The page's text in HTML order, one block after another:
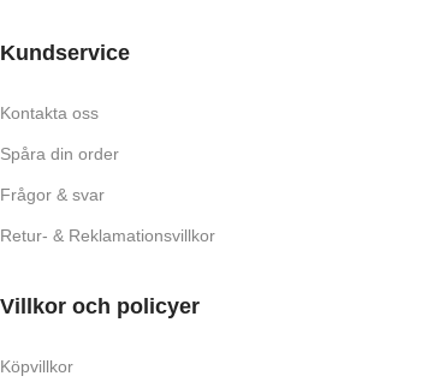
Kundservice
Kontakta oss
Spåra din order
Frågor & svar
Retur- & Reklamationsvillkor
Villkor och policyer
Köpvillkor